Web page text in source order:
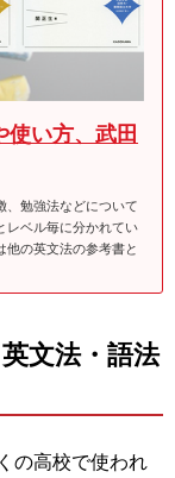
い方、武田
、勉強法などについて
レベル毎に分かれてい
他の英文法の参考書と
文法・語法
の高校で使われ